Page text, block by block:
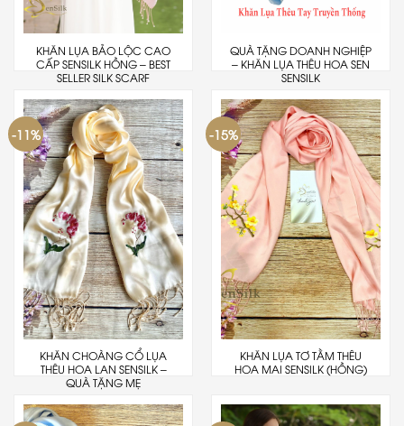
KHĂN LỤA BẢO LỘC CAO
CẤP SENSILK HỒNG – BEST
SELLER SILK SCARF
QUÀ TẶNG DOANH NGHIỆP
– KHĂN LỤA THÊU HOA SEN
SENSILK
-11%
KHĂN CHOÀNG CỔ LỤA
THÊU HOA LAN SENSILK –
QUÀ TẶNG MẸ
-15%
KHĂN LỤA TƠ TẰM THÊU
HOA MAI SENSILK (HỒNG)